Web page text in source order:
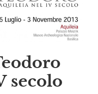
secolo